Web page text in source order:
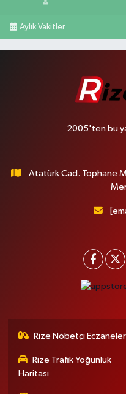
Aylık Vakitler
2005'ten bu
Atatürk Cad. Tophane
Rize Nöbetçi Eczaneler
Rize Trafik Yoğunluk
Haritası